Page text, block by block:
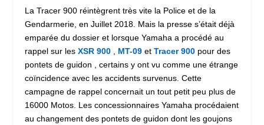
La Tracer 900 réintègrent très vite la Police et de la
Gendarmerie, en Juillet 2018. Mais la presse s’était déjà
emparée du dossier et lorsque Yamaha a procédé au
rappel sur lesXSR 900 MT-09 etTracer 900 pour des
pontets de guidon , certains y ont vu comme une étrange
coïncidence avec les accidents survenus. Cette
campagne de rappel concernait un tout petit peu plus de
16000 Motos. Les concessionnaires Yamaha procédaient
au changement des pontets de guidon dont les goujons